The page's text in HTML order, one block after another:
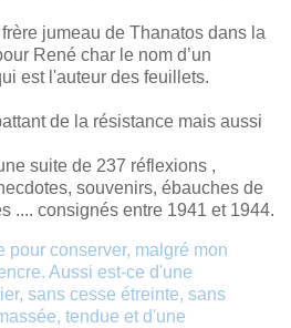
jumeau de Thanatos dans la
René char le nom d’un
est l'auteur des feuillets.
de la résistance mais aussi
suite de 237 réflexions ,
souvenirs, ébauches de
.... consignés entre 1941 et 1944.
pour conserver, malgré mon
Aussi est-ce d'une
sans cesse étreinte, sans
tendue et d'une